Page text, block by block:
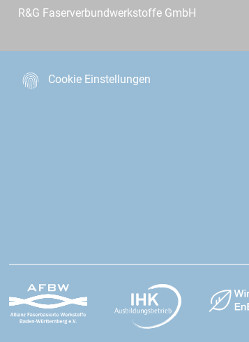
R&G Faserverbundwerkstoffe GmbH
Cookie Einstellungen